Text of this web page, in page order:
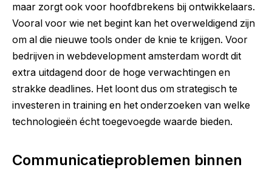
maar zorgt ook voor hoofdbrekens bij ontwikkelaars.
Vooral voor wie net begint kan het overweldigend zijn
om al die nieuwe tools onder de knie te krijgen. Voor
bedrijven in webdevelopment amsterdam wordt dit
extra uitdagend door de hoge verwachtingen en
strakke deadlines. Het loont dus om strategisch te
investeren in training en het onderzoeken van welke
technologieën écht toegevoegde waarde bieden.
Communicatieproblemen binnen